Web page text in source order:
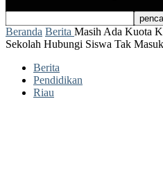
Beranda Berita Masih Ada Kuota
Sekolah Hubungi Siswa Tak
Berita
Pendidikan
Riau